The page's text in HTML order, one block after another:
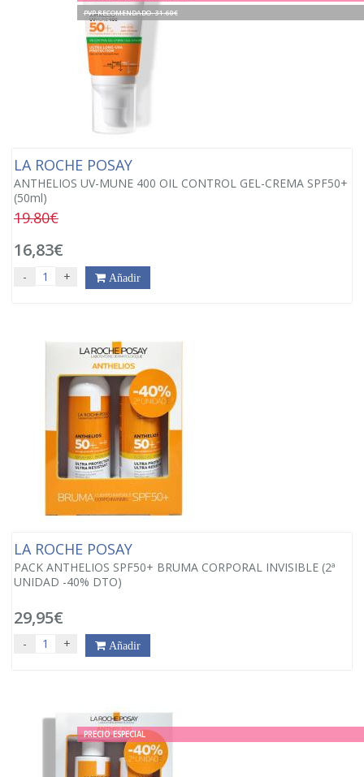
PVP RECOMENDADO. 31.60€
LA ROCHE POSAY
ANTHELIOS UV-MUNE 400 OIL CONTROL GEL-CREMA SPF50+
(50ml)
19.80€
16,83€
- + Añadir
LA ROCHE POSAY
PACK ANTHELIOS SPF50+ BRUMA CORPORAL INVISIBLE (2ª
UNIDAD -40% DTO)
29,95€
- + Añadir
PRECIO ESPECIAL